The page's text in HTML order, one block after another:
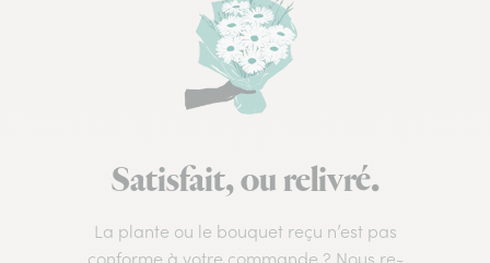
Satisfait, ou relivré.
La plante ou le bouquet reçu n’est pas